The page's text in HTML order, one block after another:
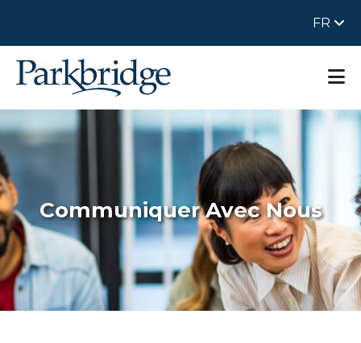
FR
Communiquer Avec Nous